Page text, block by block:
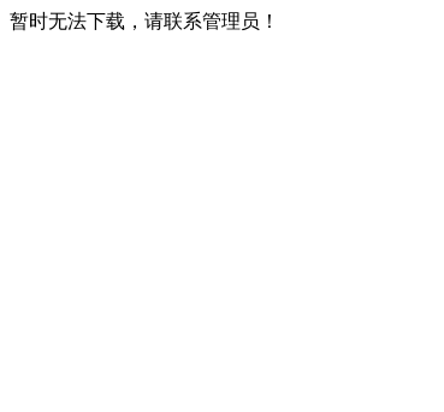
暂时无法下载，请联系管理员！